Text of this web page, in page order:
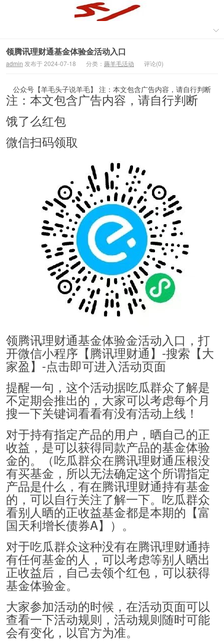
领腾讯理财通基金体验金活动入口
admin 发布于 2024-07-18 分类： 薅羊毛活动 评论(0)
公众号【羊毛头子说羊毛】 注：本文包含广告内容，请自行判断
注：本文包含广告内容，请自行判断
饿了么红包
微信扫码领取
领腾讯理财通基金体验金活动入口，打
开微信小程序【腾讯理财通】-搜索【大
家盈】-点击即可进入活动页面
提醒一句，这个活动据吃瓜群众了解是
不定期会推出的，大家可以考虑每个月
搜一下关键词看看有没有活动上线！
对于持有指定产品的用户，晒自己的正
收益，是可以获得同款产品的基金体验
金的。（吃瓜群众在腾讯理财通压根没
有买基金，所以无法确定这个所谓指定
产品是什么，有在腾讯理财通持有基金
的，可以自行关注了解一下。吃瓜群众
看别人晒的正收益基金都是本期的【富
国天利增长债券A】）。
对于吃瓜群众这种没有在腾讯理财通持
有任何基金的人，可以考虑等别人晒出
正收益后，自己去领个红包，可以获得
基金体验金。
大家参加活动的时候，在活动页面可以
查看一下活动规则，活动规则随时可能
会有变化，以官方为准。